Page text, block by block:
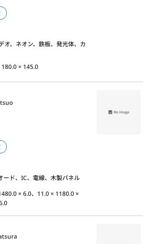
オ、ネオン、鉄板、発光体、カ
× 145.0
ード、IC、電線、木製パネル
× 6.0、11.0 × 1180.0 ×